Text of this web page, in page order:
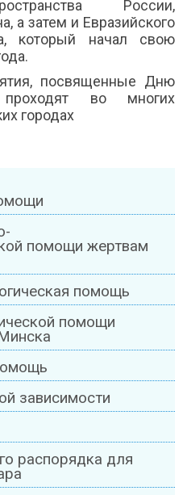
России,
а затем и Евразийского
который начал свою
посвященные Дню
во многих
городах
помощи жертвам
помощь
помощи
зависимости
распорядка для